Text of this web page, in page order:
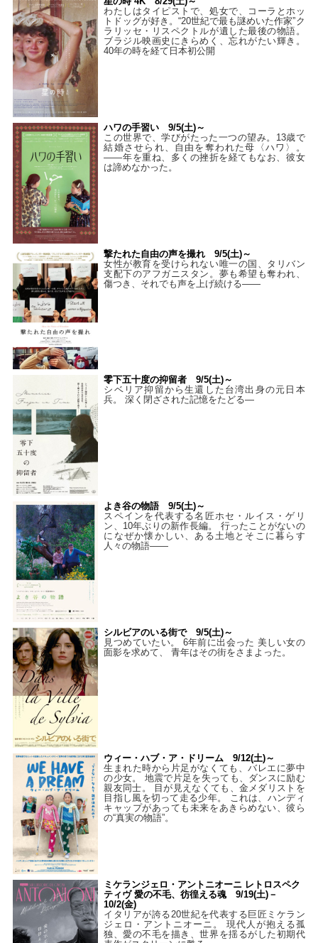
わたしはタイピストで、処⼥で、コーラとホッ
トドッグが好き。“20世紀で最も謎めいた作家”ク
ラリッセ・リスペクトルが遺した最後の物語。
ブラジル映画史にきらめく、忘れがたい輝き。
40年の時を経て⽇本初公開
ハワの手習い 9/5(土)～
この世界で、学びがたった一つの望み。13歳で
結婚させられ、自由を奪われた母〈ハワ〉。
——年を重ね、多くの挫折を経てもなお、彼女
は諦めなかった。
撃たれた自由の声を撮れ 9/5(土)～
女性が教育を受けられない唯一の国、タリバン
支配下のアフガニスタン。夢も希望も奪われ、
傷つき、それでも声を上げ続ける——
零下五十度の抑留者 9/5(土)～
シベリア抑留から生還した台湾出身の元日本
兵。 深く閉ざされた記憶をたどる—
よき谷の物語 9/5(土)～
スペインを代表する名匠ホセ・ルイス・ゲリ
ン、10年ぶりの新作長編。 行ったことがないの
になぜか懐かしい、ある土地とそこに暮らす
人々の物語――
シルビアのいる街で 9/5(土)～
見つめていたい。 6年前に出会った 美しい女の
面影を求めて、 青年はその街をさまよった。
ウィー・ハブ・ア・ドリーム 9/12(土)～
生まれた時から片足がなくても、バレエに夢中
の少女。 地震で片足を失っても、ダンスに励む
親友同士。 目が見えなくても、金メダリストを
目指し風を切って走る少年。 これは、ハンディ
キャップがあっても未来をあきらめない、彼ら
の“真実の物語”。
ミケランジェロ・アントニオーニ レトロスペク
ティヴ 愛の不毛、彷徨える魂 9/19(土)－
10/2(金)
イタリアが誇る20世紀を代表する巨匠ミケラン
ジェロ・アントニオーニ。 現代人が抱える孤
独、愛の不毛を描き、世界を揺るがした初期代